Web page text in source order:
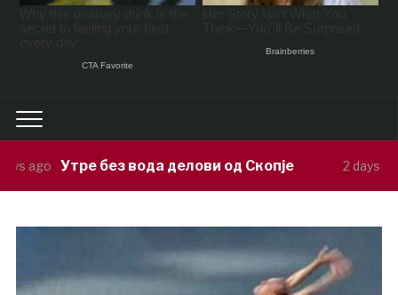
делови од Скопје 2 days ago Кожувчанка: На